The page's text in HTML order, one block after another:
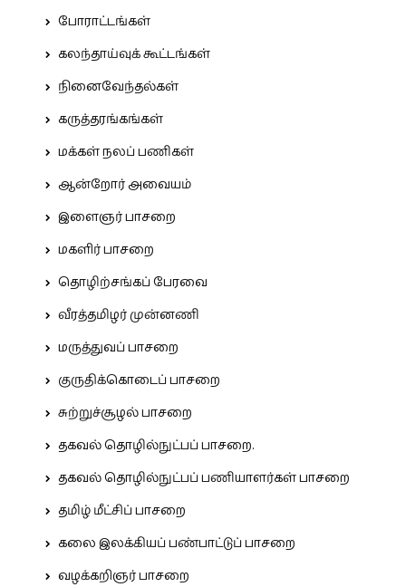
போராட்டங்கள்
கலந்தாய்வுக் கூட்டங்கள்
நினைவேந்தல்கள்
கருத்தரங்கங்கள்
மக்கள் நலப் பணிகள்
ஆன்றோர் அவையம்
இளைஞர் பாசறை
மகளிர் பாசறை
தொழிற்சங்கப் பேரவை
வீரத்தமிழர் முன்னணி
மருத்துவப் பாசறை
குருதிக்கொடைப் பாசறை
சுற்றுச்சூழல் பாசறை
தகவல் தொழில்நுட்பப் பாசறை.
தகவல் தொழில்நுட்பப் பணியாளர்கள் பாசறை
தமிழ் மீட்சிப் பாசறை
கலை இலக்கியப் பண்பாட்டுப் பாசறை
வழக்கறிஞர் பாசறை